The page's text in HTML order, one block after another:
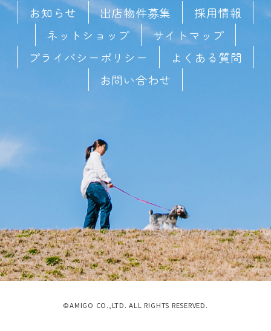
お知らせ 出店物件募集
採用情報
ネットショップ
サイトマップ
プライバシーポリシー
よくある質問
お問い合わせ
©AMIGO CO.,LTD. ALL RIGHTS RESERVED.